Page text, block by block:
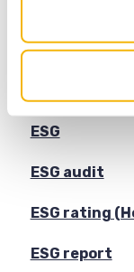
Dopadové
Due diligence
ESG
ESG audit
ESG rating
ESG report